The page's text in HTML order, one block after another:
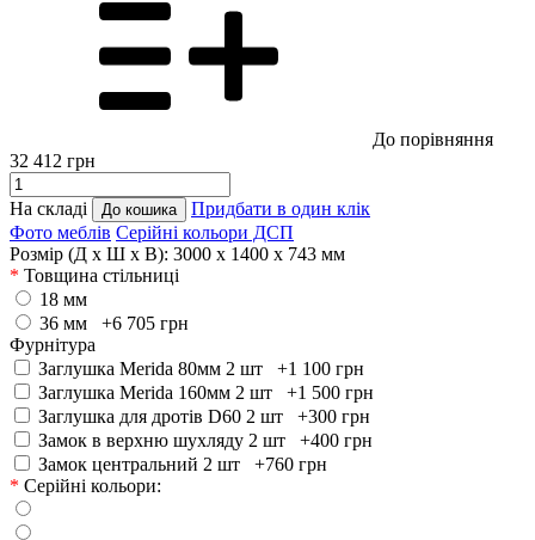
До порівняння
32 412 грн
На складі До кошика
Придбати в один клік
Фото меблів Серійні кольори ДСП
Розмір (Д x Ш x В): 3000 x 1400 x 743 мм
* Товщина стільниці
18 мм
36 мм +6 705 грн
Фурнітура
Заглушка Merida 80мм 2 шт +1 100 грн
Заглушка Merida 160мм 2 шт +1 500 грн
Заглушка для дротів D60 2 шт +300 грн
Замок в верхню шухляду 2 шт +400 грн
Замок центральний 2 шт +760 грн
* Серійні кольори: